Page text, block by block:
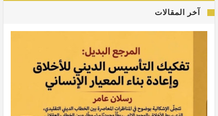
آخر المقالات